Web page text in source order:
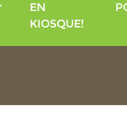
EN
KIOSQUE!